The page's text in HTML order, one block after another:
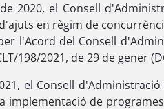
2020, el Consell
en règim de
l'Acord del Consell
198/2021, de 29 de gener
el Consell
implementació de